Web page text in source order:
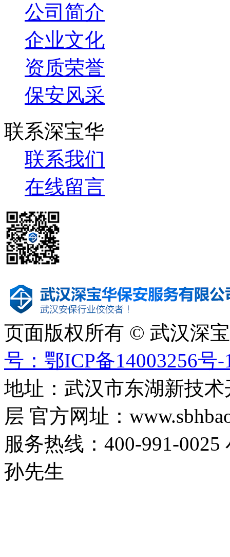
公司简介
企业文化
资质荣誉
保安风采
联系深宝华
联系我们
在线留言
页面版权所有 © 武汉深
号：鄂ICP备14003256号-
地址：武汉市东湖新技
层 官方网址：
服务热线：400-991-
孙先生